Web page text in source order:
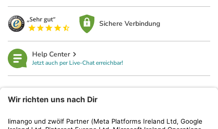
Sichere Verbindung
Help Center
Jetzt auch per Live-Chat erreichbar!